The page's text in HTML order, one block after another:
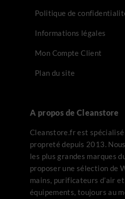
Politique de
Informations légales
Mon Compte Client
Plan du site
A propos de Cleanstore
Cleanstore.fr est spécialisé
propreté depuis 2013.
les plus grandes marques
proposer une sélection de
mains, purificateurs d’air
équipements, toujours au